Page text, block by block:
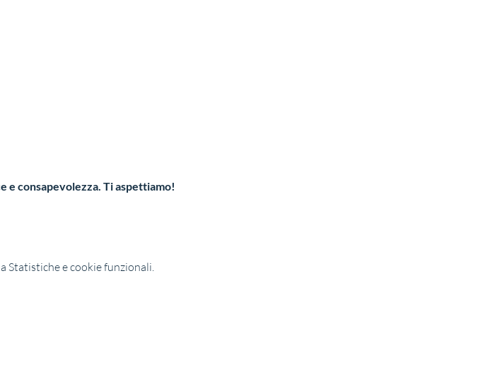
e consapevolezza. Ti aspettiamo!
Statistiche e cookie funzionali.